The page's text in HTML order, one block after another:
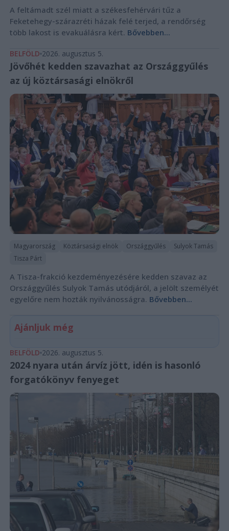
A feltámadt szél miatt a székesfehérvári tűz a
Feketehegy-szárazréti házak felé terjed, a rendőrség
több lakost is evakuálásra kért. Bővebben...
BELFÖLD 2026. augusztus 5.
Jövőhét kedden szavazhat az Országgyűlés
az új köztársasági elnökről
Magyarország Köztársasági elnök Országgyűlés
Sulyok Tamás
Tisza Párt
A Tisza-frakció kezdeményezésére kedden szavaz az
Országgyűlés Sulyok Tamás utódjáról, a jelölt személyét
egyelőre nem hozták nyilvánosságra. Bővebben...
Ajánljuk még
BELFÖLD 2026. augusztus 5.
2024 nyara után árvíz jött, idén is hasonló
forgatókönyv fenyeget